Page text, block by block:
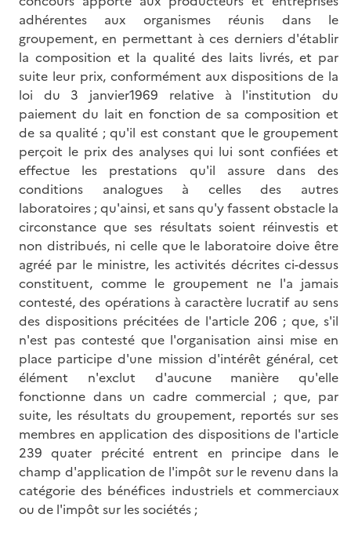
adhérentes aux organismes réunis dans le
groupement, en permettant à ces derniers d'établir
la composition et la qualité des laits livrés, et par
suite leur prix, conformément aux dispositions de la
loi du 3 janvier1969 relative à l'institution du
paiement du lait en fonction de sa composition et
de sa qualité ; qu'il est constant que le groupement
perçoit le prix des analyses qui lui sont confiées et
effectue les prestations qu'il assure dans des
conditions analogues à celles des autres
laboratoires ; qu'ainsi, et sans qu'y fassent obstacle la
circonstance que ses résultats soient réinvestis et
non distribués, ni celle que le laboratoire doive être
agréé par le ministre, les activités décrites ci-dessus
constituent, comme le groupement ne l'a jamais
contesté, des opérations à caractère lucratif au sens
des dispositions précitées de l'article 206 ; que, s'il
n'est pas contesté que l'organisation ainsi mise en
place participe d'une mission d'intérêt général, cet
élément n'exclut d'aucune manière qu'elle
fonctionne dans un cadre commercial ; que, par
suite, les résultats du groupement, reportés sur ses
membres en application des dispositions de l'article
239 quater précité entrent en principe dans le
champ d'application de l'impôt sur le revenu dans la
catégorie des bénéfices industriels et commerciaux
ou de l'impôt sur les sociétés ;